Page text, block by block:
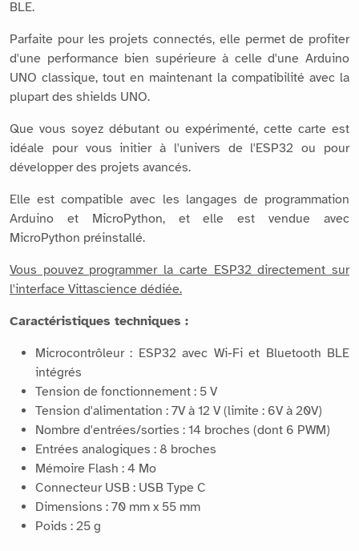
BLE.
Parfaite pour les projets connectés, elle permet de profiter
d'une performance bien supérieure à celle d'une Arduino
UNO classique, tout en maintenant la compatibilité avec la
plupart des shields UNO.
Que vous soyez débutant ou expérimenté, cette carte est
idéale pour vous initier à l'univers de l'ESP32 ou pour
développer des projets avancés.
Elle est compatible avec les langages de programmation
Arduino et MicroPython, et elle est vendue avec
MicroPython préinstallé.
Vous pouvez programmer la carte ESP32 directement sur
l'interface Vittascience dédiée.
Caractéristiques techniques :
Microcontrôleur : ESP32 avec Wi-Fi et Bluetooth BLE
intégrés
Tension de fonctionnement : 5 V
Tension d'alimentation : 7V à 12 V (limite : 6V à 20V)
Nombre d'entrées/sorties : 14 broches (dont 6 PWM)
Entrées analogiques : 8 broches
Mémoire Flash : 4 Mo
Connecteur USB : USB Type C
Dimensions : 70 mm x 55 mm
Poids : 25 g